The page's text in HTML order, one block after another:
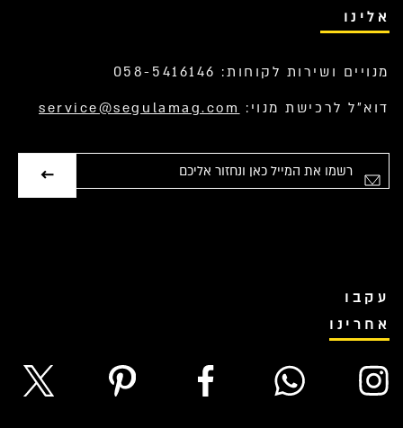
אלינו
מנויים ושירות לקוחות: 058-5416146
דוא”ל לרכישת מנוי: service@segulamag.com
אימייל
עקבו
אחרינו